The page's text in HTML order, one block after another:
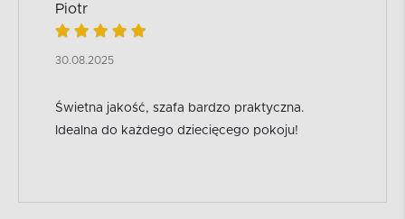
Piotr
30.08.2025
Świetna jakość, szafa bardzo praktyczna.
Idealna do każdego dziecięcego pokoju!